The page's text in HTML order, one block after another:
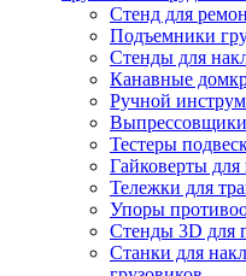
Стенд для
Подъемники
Стенды для
Канавные
Ручной
Тестеры
Гайковерты
Тележки для
Упоры
Стенды 3D для
Станки для